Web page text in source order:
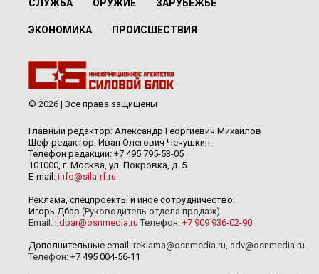
СЛУЖБА ОРУЖИЕ ЗАРУБЕЖЬЕ
ЭКОНОМИКА ПРОИСШЕСТВИЯ
© 2026 | Все права защищены
Главный редактор: Александр Георгиевич Михайлов
Шеф-редактор: Иван Олегович Чечушкин.
Телефон редакции: +7 495 795-53-05
101000, г. Москва, ул. Покровка, д. 5
E-mail: info@sila-rf.ru
Реклама, спецпроекты и иное сотрудничество:
Игорь Дбар (Руководитель отдела продаж)
Email: i.dbar@osnmedia.ru Телефон: +7 909 936-02-90
Дополнительные email: reklama@osnmedia.ru, adv@osnmedia.ru
Телефон: +7 495 004-56-11